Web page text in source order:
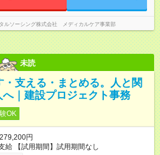
ルソーシング株式会社 メディカルケア事業部
未読
・支える・まとめる。人と関
｜建設プロジェクト事務
OK
円
残業代1分単位で支給 【試用期間】試用期間なし